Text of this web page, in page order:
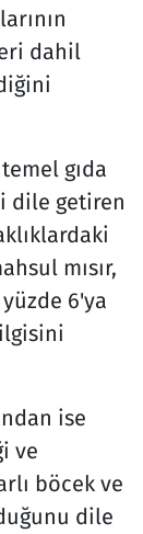
dahil
gıda
dile getiren
mısır,
6'ya
ise
ve
böcek ve
dile